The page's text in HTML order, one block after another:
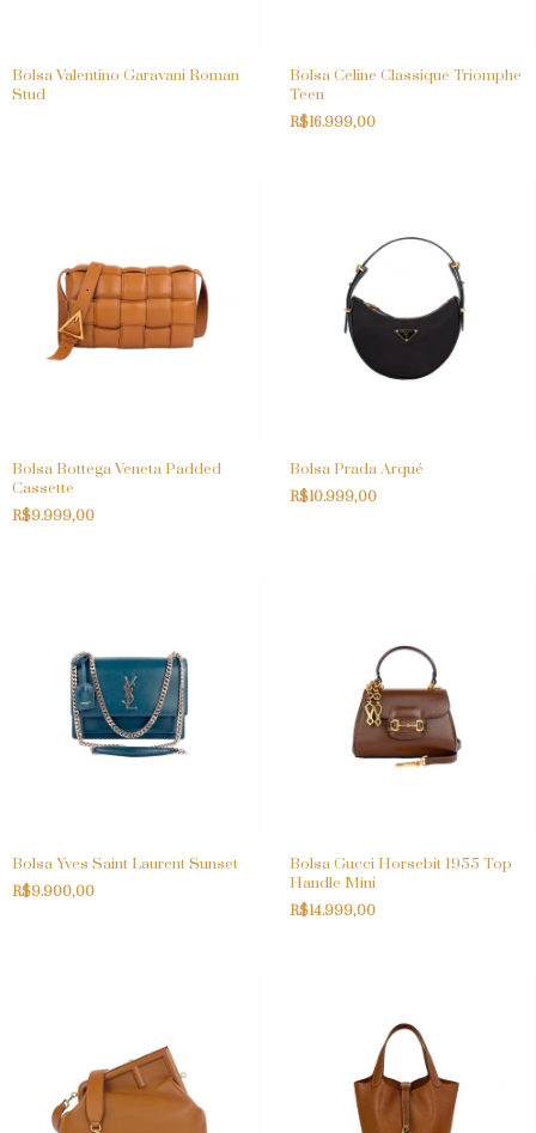
Bolsa Valentino Garavani Roman
Stud
Bolsa Celine Classique Triomphe
Teen
R$16.999,00
Bolsa Bottega Veneta Padded
Cassette
R$9.999,00
Bolsa Prada Arqué
R$10.999,00
Bolsa Yves Saint Laurent Sunset
R$9.900,00
Bolsa Gucci Horsebit 1955 Top
Handle Mini
R$14.999,00